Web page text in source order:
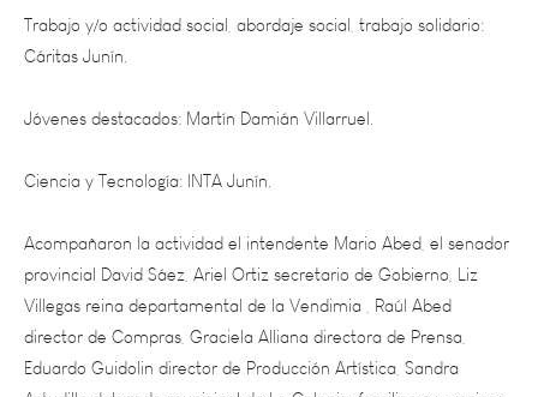
Jóvenes destacados: Martín Damián Villarruel.
Ciencia y Tecnología: INTA Junín.
Acompañaron la actividad el intendente Mario Abed, el senador
provincial David Sáez, Ariel Ortiz secretario de Gobierno, Liz
Villegas reina departamental de la Vendimia , Raúl Abed
director de Compras, Graciela Alliana directora de Prensa,
Eduardo Guidolin director de Producción Artística, Sandra
Astudillo delegada municipal de La Colonia, familiares y vecinos